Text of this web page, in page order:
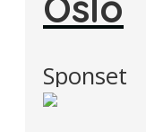
Sponset